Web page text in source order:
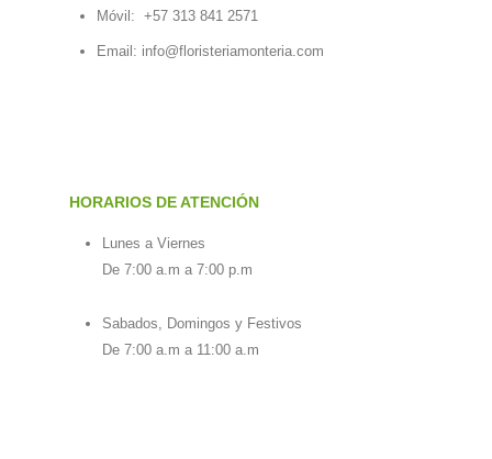
Móvil: +57 313 841 2571
Email: info@floristeriamonteria.com
HORARIOS DE ATENCIÓN
Lunes a Viernes
De 7:00 a.m a 7:00 p.m
Sabados, Domingos y Festivos
De 7:00 a.m a 11:00 a.m